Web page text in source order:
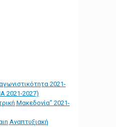
2021-
2021-2027)
Μακεδονία” 2021-
Αναπτυξιακή